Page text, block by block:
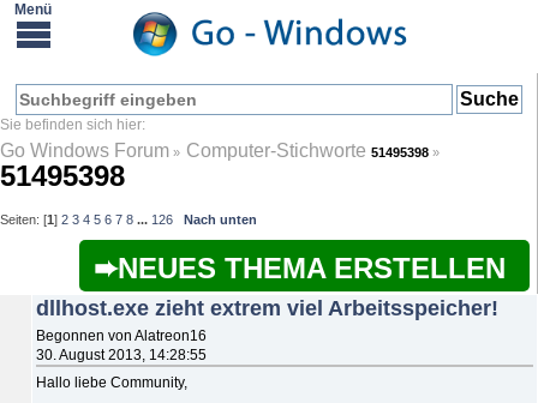
Go Windows Forum » Computer-Stichworte51495398 »
51495398
Seiten: [1] 2 3 4 5 6 7 8 ... 126 Nach unten
NEUES THEMA ERSTELLEN
dllhost.exe zieht extrem viel Arbeitsspeicher!
Begonnen von Alatreon16
30. August 2013, 14:28:55
Hallo liebe Community,